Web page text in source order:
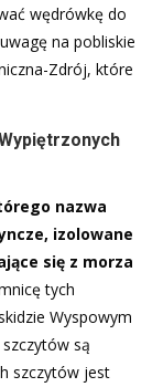
wędrówkę do
na pobliskie
Zdrój, które
nazwa
izolowane
się z morza
tych
Wyspowym
są
szczytów jest